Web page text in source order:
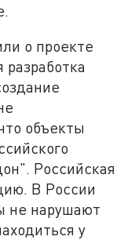
о проекте
объекты
Российская
В России
не нарушают
у